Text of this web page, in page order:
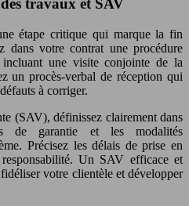
travaux et SAV
étape critique qui marque la fin
dans votre contrat une procédure
une visite conjointe de la
un procès-verbal de réception qui
à corriger.
(SAV), définissez clairement dans
de garantie et les modalités
Précisez les délais de prise en
Un SAV efficace et
votre clientèle et développer